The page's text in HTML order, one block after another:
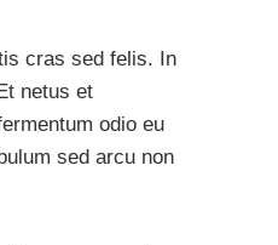
cras sed felis. In
netus et
odio eu
sed arcu non